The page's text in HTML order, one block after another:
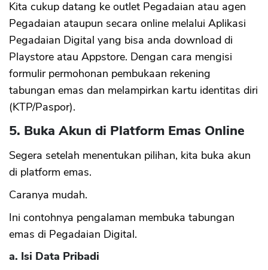
Kita cukup datang ke outlet Pegadaian atau agen
Pegadaian ataupun secara online melalui Aplikasi
Pegadaian Digital yang bisa anda download di
Playstore atau Appstore. Dengan cara mengisi
formulir permohonan pembukaan rekening
tabungan emas dan melampirkan kartu identitas diri
(KTP/Paspor).
5. Buka Akun di Platform Emas Online
Segera setelah menentukan pilihan, kita buka akun
di platform emas.
Caranya mudah.
Ini contohnya pengalaman membuka tabungan
emas di Pegadaian Digital.
a. Isi Data Pribadi